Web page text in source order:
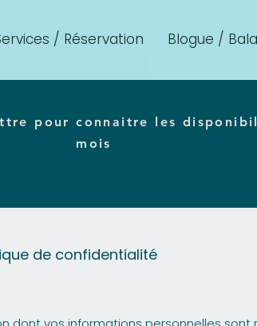
/ Réservation Blogue /
pour connaitre les
mois
de confidentialité